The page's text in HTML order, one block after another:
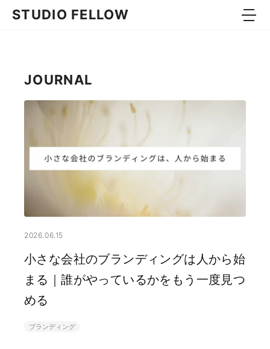
コンテンツへスキップ
STUDIO FELLOW
PACKAGE
MOVIE
ABOUT
APPROACH
CONTACT
JOURNAL
2026.06.15
小さな会社のブランディングは人から始
まる｜誰がやっているかをもう一度見つ
める
ブランディング